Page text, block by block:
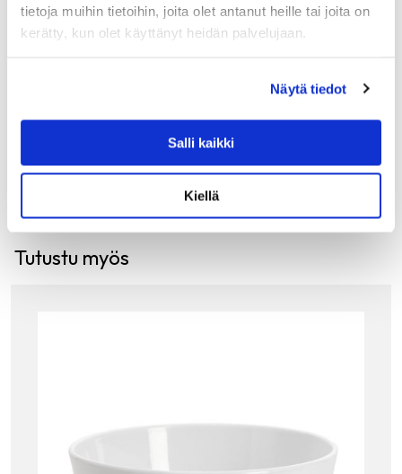
tietoja muihin tietoihin, joita olet antanut heille tai joita on
kerätty, kun olet käyttänyt heidän palvelujaan.
Näytä tiedot
Salli kaikki
Kiellä
Ovaalin muotoiselle Alessin kalavadille (70cm) laitat
suurenkin kalasaaliin upeasti tarjolle! Somista
LISÄÄ OSTOSKORIIN
Tutustu myös